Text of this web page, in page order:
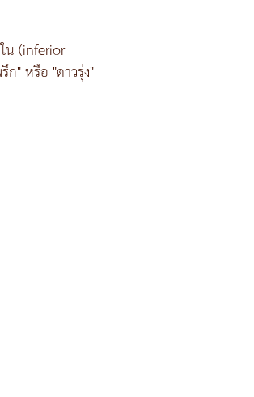
น (inferior
ก" หรือ "ดาวรุ่ง"